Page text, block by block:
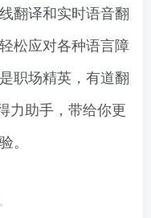
翻译和实时语音翻
松应对各种语言障
职场精英，有道翻
力助手，带给你更
。